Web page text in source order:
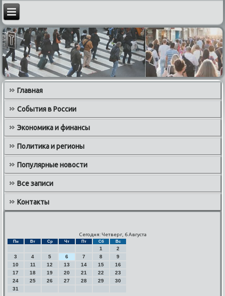
Главная
События в России
Экономика и финансы
Политика и регионы
Популярные новости
Все записи
Контакты
Сегодня: Четверг, 6 Августа
Пн Вт Ср Чт Пт Сб Вс
1
2
3
4 5 6 7 8
9
10
11 12 13 14 15
16
17
18 19 20 21 22
23
24
25 26 27 28 29
30
31